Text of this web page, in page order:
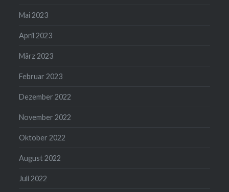
Mai 2023
April 2023
März 2023
Februar 2023
Dezember 2022
November 2022
Oktober 2022
August 2022
Juli 2022